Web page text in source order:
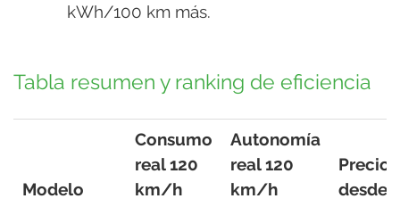
kWh/100 km más.
Tabla resumen y ranking de eficiencia
Modelo
Consumo
real 120
km/h
Autonomía
real 120
km/h
Precio
desde